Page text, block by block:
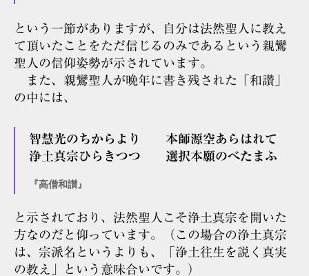
という一節がありますが、自分は法然聖人に教え
て頂いたことをただ信じるのみであるという親鸞
聖人の信仰姿勢が示されています。
また、親鸞聖人が晩年に書き残された「和讃」
の中には、
智慧光のちからより 本師源空あらはれて
浄土真宗ひらきつつ 選択本願のべたまふ
『高僧和讃』
と示されており、法然聖人こそ浄土真宗を開いた
方なのだと仰っています。（この場合の浄土真宗
は、宗派名というよりも、「浄土往生を説く真実
の教え」という意味合いです。）